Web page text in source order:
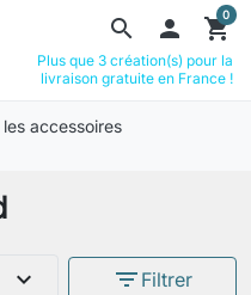
search  shopping_cart
0
Plus que 3 création(s) pour la
livraison gratuite en France !
les accessoires
expand_more filter_list Filtrer